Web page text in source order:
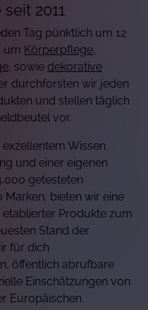
2011
Tag pünktlich um 12
um Körperpflege,
, sowiedekorative
durchforsten wir jeden
und stellen täglich
vor.
Wissen
und einer eigenen
getesteten
Marken, bieten wir eine
Produkte zum
Stand der
für dich
öffentlich abrufbare
Einschätzungen von
Europäischen